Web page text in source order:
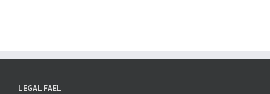
LEGAL FAEL